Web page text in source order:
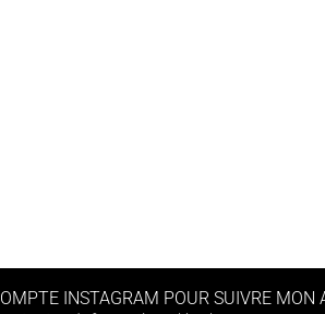
INSTAGRAM POUR SUIVRE MON